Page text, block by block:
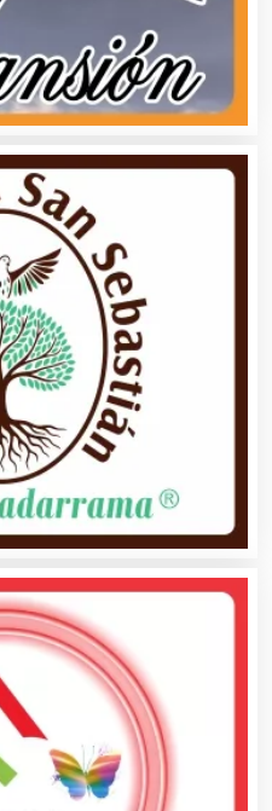
para Fiestas
Mesas
Etiqueta